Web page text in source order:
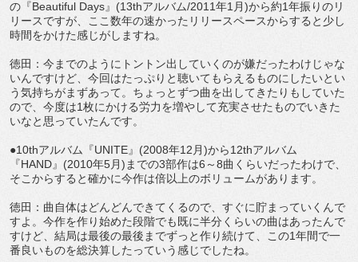
の『Beautiful Days』(13thアルバム/2011年1月)から約1年振りのリ
リースですが、ここ数年の速かったリリースペースからすると少し
時間をかけた感じがしますね。
徳田：今までのようにトントン出していくのが嫌だったわけじゃな
いんですけど、今回はたっぷりと聴いてもらえるものにしたいとい
う気持ちがまずあって。ちょっとずつ曲を出してきたりもしていた
ので、今度は1枚にかける労力を増やして充実させたものでいきた
いなと思っていたんです。
●10thアルバム『UNITE』(2008年12月)から12thアルバム
『HAND』(2010年5月)までの3部作は6～8曲くらいだったわけで、
そこからすると確かに今作は倍以上のボリュームがあります。
徳田：曲自体はどんどんできてくるので、すぐに貯まっていくんで
すよ。今作を作り始めた段階でも既に半分くらいの曲はあったんで
すけど、結局は最後の最後までずっと作り続けて、この1年間で一
番良いものを総決算したっていう感じでしたね。